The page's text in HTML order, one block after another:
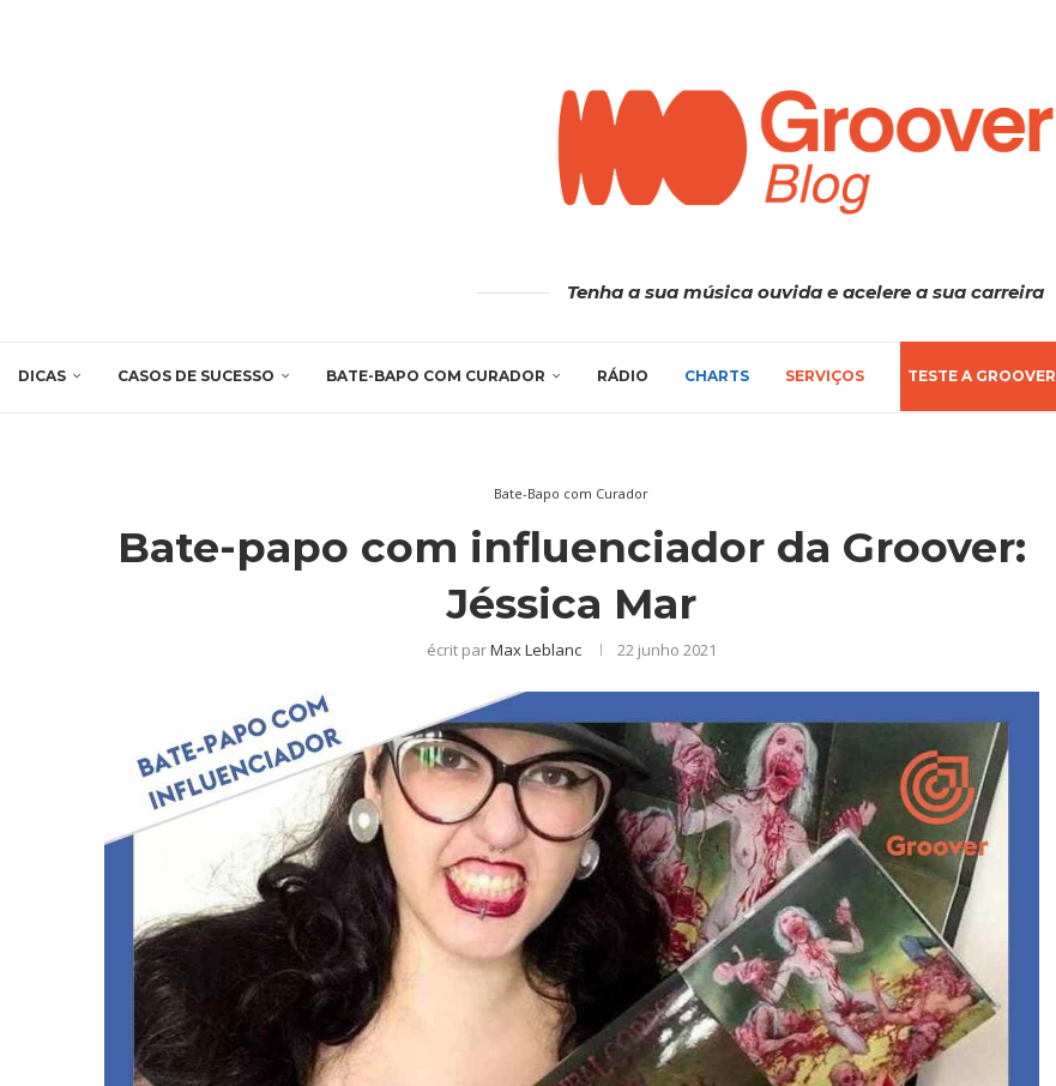
Tenha a sua música ouvida e acelere a sua carreira
DICAS CASOS DE SUCESSO BATE-BAPO COM CURADOR RÁDIO CHARTS SERVIÇOS TESTE A GROOVER
Bate-Bapo com Curador
Bate-papo com influenciador da Groover:
Jéssica Mar
écrit parMax Leblanc 22 junho 2021